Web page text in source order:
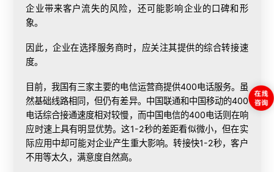
企业带来客户流失的风险，还可能影响企业的口碑和形
象。
因此，企业在选择服务商时，应关注其提供的综合转接速
度。
目前，我国有三家主要的电信运营商提供400电话服务。虽
然基础线路相同，但仍有差异。中国联通和中国移动的400
电话综合接通速度相对较慢，而中国电信的400电话则在响
应时速上具有明显优势。这1-2秒的差距看似微小，但在实
际应用中却可能对企业产生重大影响。转接快1-2秒，客户
不用等太久，满意度自然高。